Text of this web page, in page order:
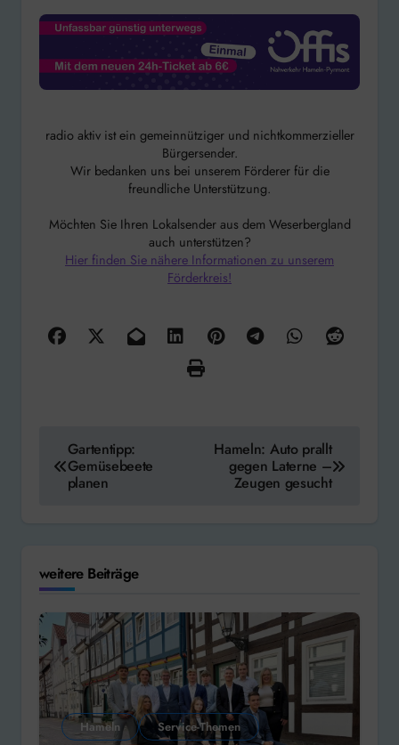
radio aktiv ist ein gemeinnütziger und nichtkommerzieller
Bürgersender.
Wir bedanken uns bei unserem Förderer für die
freundliche Unterstützung.
Möchten Sie Ihren Lokalsender aus dem Weserbergland
auch unterstützen?
Hier finden Sie nähere Informationen zu unserem
Förderkreis!
Gartentipp:
Gemüsebeete
planen
Hameln: Auto prallt
gegen Laterne –
Zeugen gesucht
weitere Beiträge
Hameln Service-Themen